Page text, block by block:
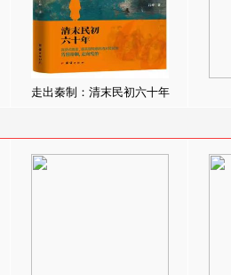
走出秦制：清末民初六十年